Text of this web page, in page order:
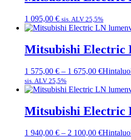
1 095,00 € sis. ALV 25,5%
Mitsubishi Electric
1 575,00 € – 1 675,00 €
sis. ALV 25,5%
Mitsubishi Electric
1 940,00 € – 2 100,00 €